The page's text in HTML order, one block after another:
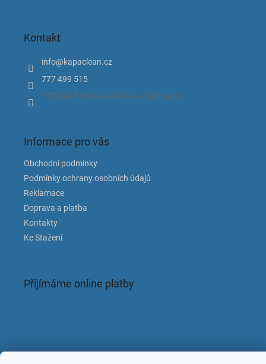
Kontakt
info@kapaclean.cz
777 499 515
777 499 515 (Po-Pá 8.00 - 15.00 hod).
Informace pro vás
Obchodní podmínky
Podmínky ochrany osobních údajů
Reklamace
Doprava a platba
Kontakty
Ke Stažení
Přijímáme online platby